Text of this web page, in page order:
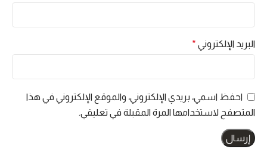
البريد الإلكتروني *
احفظ اسمي، بريدي الإلكتروني، والموقع الإلكتروني في هذا
المتصفح لاستخدامها المرة المقبلة في تعليقي.